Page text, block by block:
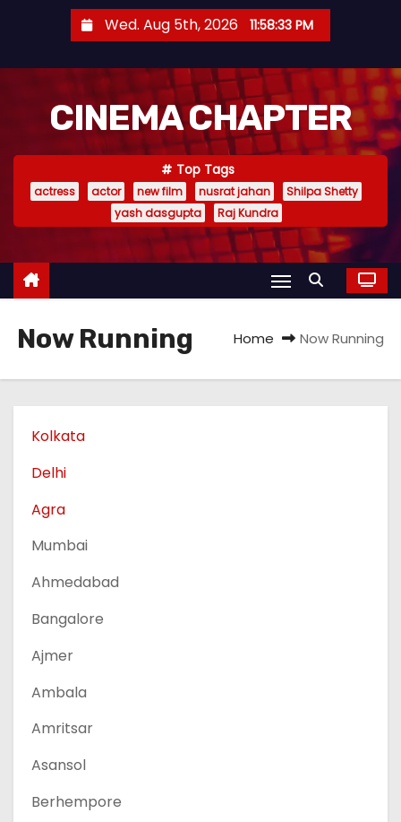
e
Wed. Aug 5th, 2026 11:58:34 PM
CINEMA CHAPTER
Top Tags
actress actor new film nusrat jahan
Shilpa Shetty
yash dasgupta
Raj Kundra
Now Running Home Now Running
Kolkata
Delhi
Agra
Mumbai
Ahmedabad
Bangalore
Ajmer
Ambala
Amritsar
Asansol
Berhempore